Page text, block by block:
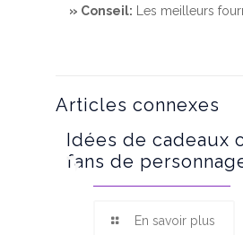
» Conseil: Les meilleurs
Articles connexes
Idées de cadeaux
fans de
En savoir plus